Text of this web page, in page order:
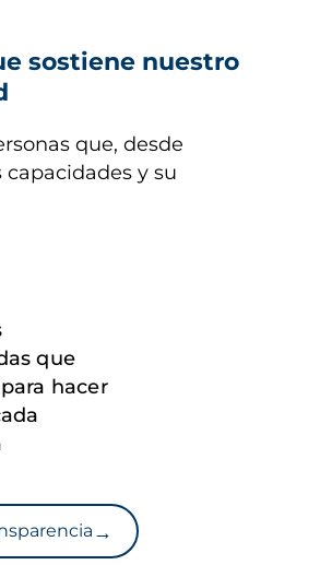
sostiene nuestro
que, desde
y su
que
hacer
→